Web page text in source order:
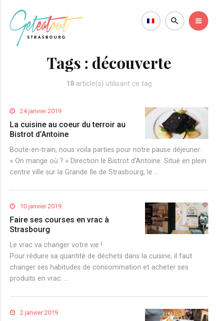
Tags : découverte
18 article(s) utilisant ce tag
24 janvier 2019
La cuisine au coeur du terroir au
Bistrot d’Antoine
Boute-en-train, nous voila parties pour notre pause déjeuner.
« On mange où ? » Direction le Bistrot d’Antoine. Situé en plein
centre ville sur la Grande Ile de Strasbourg, le …
10 janvier 2019
Faire ses courses en vrac à
Strasbourg
Le vrac va changer votre vie !
Pour réduire sa quantité de déchets dans la cuisine, il faut
changer ses habitudes de consommation et acheter ses
produits en vrac. …
2 janvier 2019